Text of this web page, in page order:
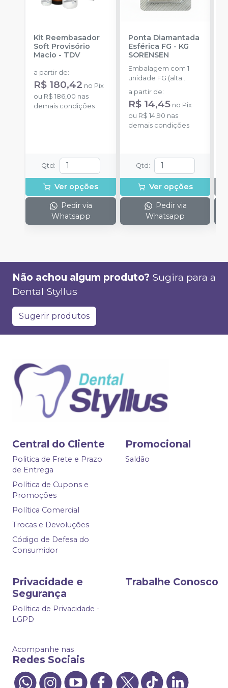
Kit Reembasador
Soft Provisório
Macio - TDV
a partir de:
R$ 180,42 no Pix
ou R$ 186,00 nas
demais condições
Qtd :
Ver opções
Pedir via
Whatsapp
Ponta Diamantada
Esférica FG - KG
SORENSEN
Embalagem com 1
unidade FG (alta
rotação).
a partir de:
R$ 14,45 no Pix
ou R$ 14,90 nas
demais condições
Qtd :
Ver opções
Pedir via
Whatsapp
Não achou algum produto? Sugira para a
Dental Styllus
Sugerir produtos
Central do Cliente
Politica de Frete e Prazo
de Entrega
Política de Cupons e
Promoções
Política Comercial
Trocas e Devoluções
Código de Defesa do
Consumidor
Promocional
Saldão
Privacidade e
Segurança
Política de Privacidade -
LGPD
Trabalhe Conosco
Acompanhe nas
Redes Sociais